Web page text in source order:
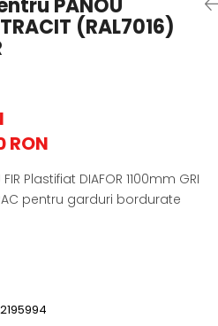
PANOU
(RAL7016)
RON
Plastifiat DIAFOR 1100mm GRI
pentru garduri bordurate